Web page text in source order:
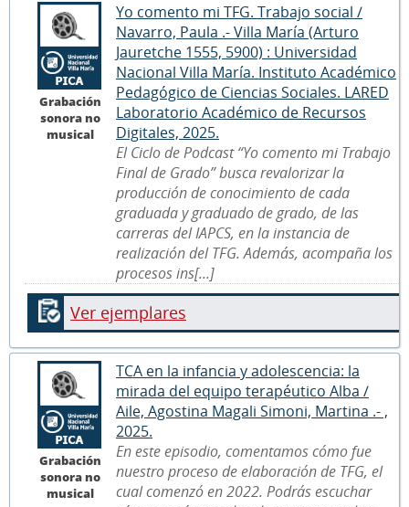
Grabación
sonora no
musical
Yo comento mi TFG. Trabajo social /
Navarro, Paula .- Villa María (Arturo
Jauretche 1555, 5900) : Universidad
Nacional Villa María. Instituto Académico
Pedagógico de Ciencias Sociales. LARED
Laboratorio Académico de Recursos
Digitales, 2025.
El Ciclo de Podcast “Yo comento mi Trabajo
Final de Grado” busca revalorizar la
producción de conocimiento de cada
graduada y graduado de grado, de las
carreras del IAPCS, en la instancia de
realización del TFG. Además, acompaña los
procesos ins[...]
Ver ejemplares
Grabación
sonora no
musical
TCA en la infancia y adolescencia: la
mirada del equipo terapéutico Alba /
Aile, Agostina Magali Simoni, Martina .- ,
2025.
En este episodio, comentamos cómo fue
nuestro proceso de elaboración de TFG, el
cual comenzó en 2022. Podrás escuchar